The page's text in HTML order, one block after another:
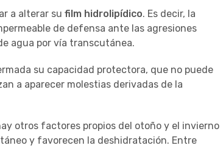
a alterar su film hidrolipídico. Es decir, la
de defensa ante las agresiones
agua por vía transcutánea.
su capacidad protectora, que no puede
a aparecer molestias derivadas de la
otros factores propios del otoño y el invierno
y favorecen la deshidratación. Entre